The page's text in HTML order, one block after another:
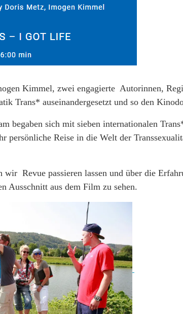
Kimmel, zwei engagierte Autorinnen,
Trans* auseinandergesetzt und so den
begaben sich mit sieben internationalen
persönliche Reise in die Welt der
wir Revue passieren lassen und über die
Ausschnitt aus dem Film zu sehen.